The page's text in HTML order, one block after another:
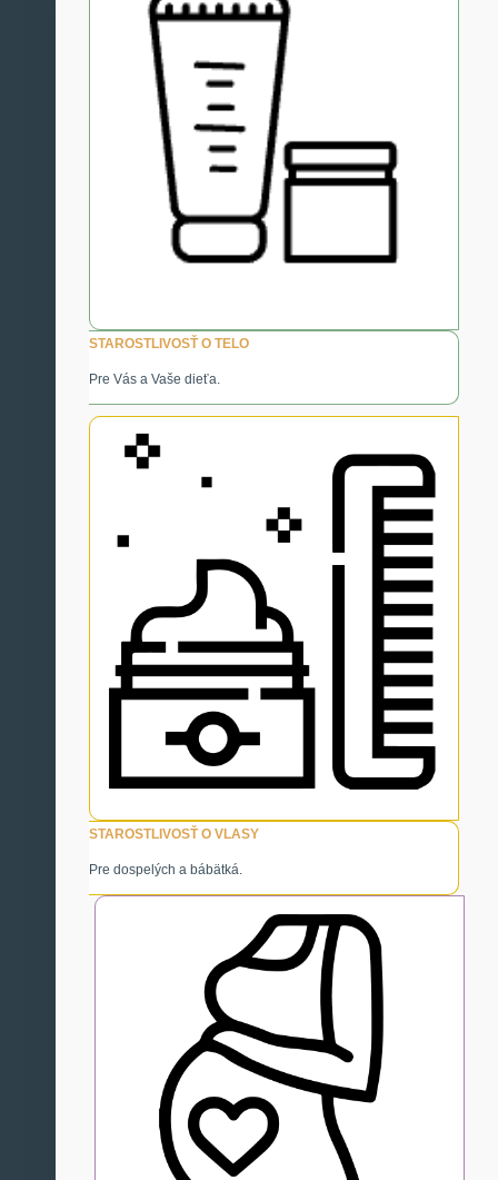
STAROSTLIVOSŤ O TELO
Pre Vás a Vaše dieťa.
STAROSTLIVOSŤ O VLASY
Pre dospelých a bábätká.